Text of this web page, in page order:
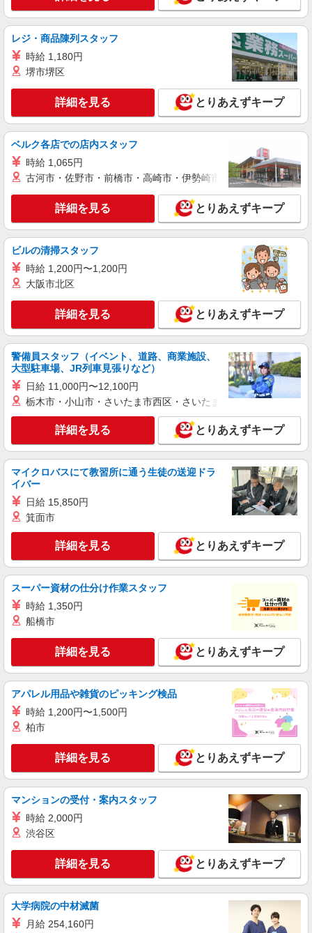
アルバイト パート
なか卯 23号四日市店
接客・調理スタッフ（簡単な接客・調理・清
時給1100円 22:00〜翌5:00：時給1400円 高校
生：時給1087円
三重県四日市市大字羽津甲5168-17
キープ
アルバイト パート
なか卯 四日市羽津店
接客・調理スタッフ（簡単な接客・調理・清
掃・など）
時給1100円 22:00〜翌5:00：時給1400円 高校
詳細を見る
すき家 1国四日市八田店
すき家の店舗スタッフ（接客・調理・清掃な
ど）
時給1,180円 ※22:00〜翌5:00：時給1,475円 ※
高校生時給1,087円 ※早朝手当（5:00〜9:00）時給
＋150円
三重県四日市市八田3-2-24
キープ 詳細を見る
アルバイト パート
伝丸 1国四日市三ツ谷店
動なし
三重県四日市市三ツ谷町1828
キープ
アルバイト
ラーメン店のホール・キッチン
時給1,200円＋交通費支給 ◆22時〜翌5時は時
の変動なし
三重県四日市市三ツ谷町1828
詳細を見る
パート
すき家 四日市塩浜店
すき家の店舗スタッフ（接客・調理・清掃な
ど）
時給1,150円 ※22:00〜翌5:00：時給1,438円 ※
高校生時給1,087円 ※早朝手当（5:00〜9:00）時給
三重県四日市市塩浜本町1-9-5
キープ 詳細を見る
アルバイト パート
なか卯 23号四日市店
レジ・商品陳列スタッフ
時給 1,180円
堺市堺区
詳細を見る とりあえずキープ
ベルク各店での店内スタッフ
時給 1,065円
古河市・佐野市・前橋市・高崎市・伊勢崎市・太田市・館林市
詳細を見る とりあえずキープ
ビルの清掃スタッフ
時給 1,200円〜1,200円
大阪市北区
詳細を見る とりあえずキープ
警備員スタッフ（イベント、道路、商業施設、
大型駐車場、JR列車見張りなど）
日給 11,000円〜12,100円
栃木市・小山市・さいたま市西区・さいたま市岩槻区・久喜市・
詳細を見る とりあえずキープ
マイクロバスにて教習所に通う生徒の送迎ドラ
イバー
日給 15,850円
箕面市
詳細を見る とりあえずキープ
スーパー資材の仕分け作業スタッフ
時給 1,350円
船橋市
詳細を見る とりあえずキープ
アパレル用品や雑貨のピッキング検品
時給 1,200円〜1,500円
柏市
詳細を見る とりあえずキープ
マンションの受付・案内スタッフ
時給 2,000円
渋谷区
詳細を見る とりあえずキープ
大学病院の中材滅菌
月給 254,160円